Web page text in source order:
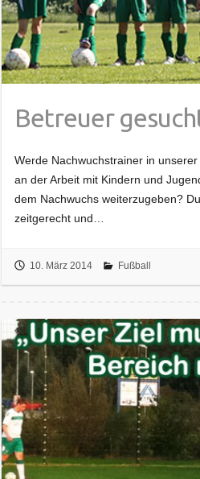
Betreuer
Werde Nachwuchstrainer in
an der Arbeit mit Kindern und
dem Nachwuchs weiterzugeben?
zeitgerecht und…
10. März 2014 Fußball